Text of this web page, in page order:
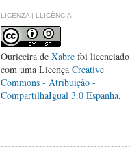
LICENZA | LLICÈNCIA
Ouriceira de Xabre foi licenciado
com uma Licença Creative
Commons - Atribuição -
CompartilhaIgual 3.0 Espanha.